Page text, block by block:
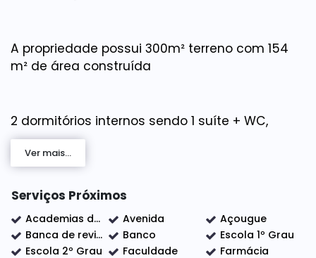
A propriedade possui 300m² terreno com 154
m² de área construída
2 dormitórios internos sendo 1 suíte + WC,
cozinha planejada
- ⁠fundos com 1 suíte
- ⁠espaço gourmet com churrasqueira
- ⁠jardim
- sala e quartos com piso vinifico novos , Box ,
parte elétrica nova .
1 Banheiro social.
Ver mais...
Serviços Próximos
Academias de ginástica Avenida
Açougue
Banca de revistas
Banco
Escola 1º Grau
Escola 2º Grau
Faculdade
Farmácia